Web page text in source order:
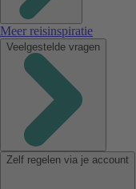
Meer reisinspiratie
Veelgestelde vragen
Zelf regelen via je account